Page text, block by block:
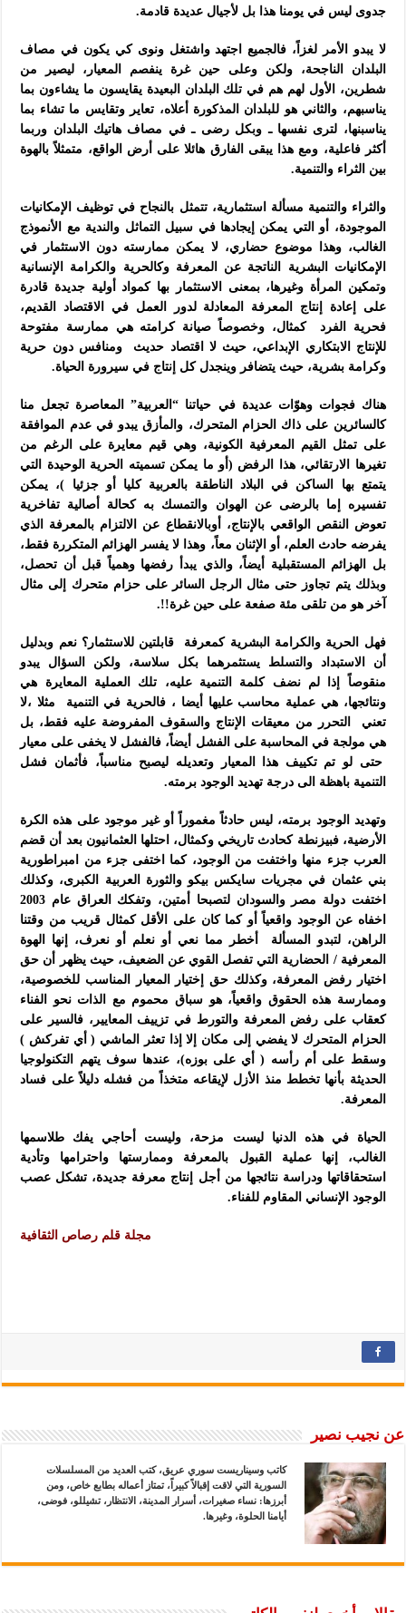
جدوى ليس في يومنا هذا بل لأجيال عديدة قادمة.
لا يبدو الأمر لغزاً، فالجميع اجتهد واشتغل ونوى كي يكون في مصاف
البلدان الناجحة، ولكن وعلى حين غرة ينفصم المعيار، ليصير من
شطرين، الأول لهم هم في تلك البلدان البعيدة يقايسون ما يشاءون بما
يناسبهم، والثاني هو للبلدان المذكورة أعلاه، تعاير وتقايس ما تشاء بما
يناسبنها، لترى نفسها ـ وبكل رضى ـ في مصاف هاتيك البلدان وربما
أكثر فاعلية، ومع هذا يبقى الفارق هائلا على أرض الواقع، متمثلاً بالهوة
بين الثراء والتنمية.
والثراء والتنمية مسألة استثمارية، تتمثل بالنجاح في توظيف الإمكانيات
الموجودة، أو التي يمكن إيجادها في سبيل التماثل والندية مع الأنموذج
الغالب، وهذا موضوع حضاري، لا يمكن ممارسته دون الاستثمار في
الإمكانيات البشرية الناتجة عن المعرفة وكالحرية والكرامة الإنسانية
وتمكين المرأة وغيرها، بمعنى الاستثمار بها كمواد أولية جديدة قادرة
على إعادة إنتاج المعرفة المعادلة لدور العمل في الاقتصاد القديم،
فحرية الفرد كمثال، وخصوصاً صيانة كرامته هي ممارسة مفتوحة
للإنتاج الابتكاري الإبداعي، حيث لا اقتصاد حديث ومنافس دون حرية
وكرامة بشرية، حيث يتضافر وينجدل كل إنتاج في سيرورة الحياة.
هناك فجوات وهوّات عديدة في حياتنا “العربية” المعاصرة تجعل منا
كالسائرين على ذاك الحزام المتحرك، والمأزق يبدو في عدم الموافقة
على تمثل القيم المعرفية الكونية، وهي قيم معايرة على الرغم من
تغيرها الارتقائي، هذا الرفض (أو ما يمكن تسميته الحرية الوحيدة التي
يتمتع بها الساكن في البلاد الناطقة بالعربية كليا أو جزئيا )، يمكن
تفسيره إما بالرضى عن الهوان والتمسك به كحالة أصالية تفاخرية
تعوض النقص الواقعي بالإنتاج، أوبالانقطاع عن الالتزام بالمعرفة الذي
يفرضه حادث العلم، أو الإثنان معاً، وهذا لا يفسر الهزائم المتكررة فقط،
بل الهزائم المستقبلية أيضاً، والذي يبدأ رفضها وهمياً قبل أن تحصل،
وبذلك يتم تجاوز حتى مثال الرجل السائر على حزام متحرك إلى مثال
آخر هو من تلقى مئة صفعة على حين غرة!!.
فهل الحرية والكرامة البشرية كمعرفة قابلتين للاستثمار؟ نعم وبدليل
أن الاستبداد والتسلط يستثمرهما بكل سلاسة، ولكن السؤال يبدو
منقوصاً إذا لم نضف كلمة التنمية عليه، تلك العملية المعايرة هي
ونتائجها، هي عملية محاسب عليها أيضا ، فالحرية في التنمية مثلا ،لا
تعني التحرر من معيقات الإنتاج والسقوف المفروضة عليه فقط، بل
هي مولجة في المحاسبة على الفشل أيضاً، فالفشل لا يخفى على معيار
حتى لو تم تكييف هذا المعيار وتعديله ليصبح مناسباً، فأثمان فشل
التنمية باهظة الى درجة تهديد الوجود برمته.
وتهديد الوجود برمته، ليس حادثاً مغموراً أو غير موجود على هذه الكرة
الأرضية، فبيزنطة كحادث تاريخي وكمثال، احتلها العثمانيون بعد أن قضم
العرب جزء منها واختفت من الوجود، كما اختفى جزء من امبراطورية
بني عثمان في مجريات سايكس بيكو والثورة العربية الكبرى، وكذلك
اختفت دولة مصر والسودان لتصبحا أمتين، وتفكك العراق عام 2003
اخفاه عن الوجود واقعياً أو كما كان على الأقل كمثال قريب من وقتنا
الراهن، لتبدو المسألة أخطر مما نعي أو نعلم أو نعرف، إنها الهوة
المعرفية / الحضارية التي تفصل القوي عن الضعيف، حيث يظهر أن حق
اختيار رفض المعرفة، وكذلك حق إختيار المعيار المناسب للخصوصية،
وممارسة هذه الحقوق واقعياً، هو سباق محموم مع الذات نحو الفناء
كعقاب على رفض المعرفة والتورط في تزييف المعايير، فالسير على
الحزام المتحرك لا يفضي إلى مكان إلا إذا تعثر الماشي ( أي تفركش )
وسقط على أم رأسه ( أي على بوزه)، عندها سوف يتهم التكنولوجيا
الحديثة بأنها تخطط منذ الأزل لإيقاعه متخذاً من فشله دليلاً على فساد
المعرفة.
الحياة في هذه الدنيا ليست مزحة، وليست أحاجي يفك طلاسمها
الغالب، إنها عملية القبول بالمعرفة وممارستها واحترامها وتأدية
استحقاقاتها ودراسة نتائجها من أجل إنتاج معرفة جديدة، تشكل عصب
الوجود الإنساني المقاوم للفناء.
مجلة قلم رصاص الثقافية
عن نجيب نصير
كاتب وسيناريست سوري عريق، كتب العديد من المسلسلات
السورية التي لاقت إقبالاً كبيراً، تمتاز أعماله بطابع خاص، ومن
أبرزها: نساء صغيرات، أسرار المدينة، الانتظار، تشيللو، فوضى،
أيامنا الحلوة، وغيرها.